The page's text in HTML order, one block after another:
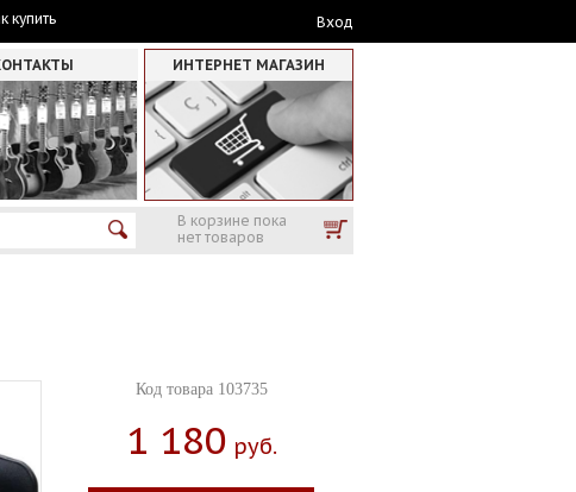
купить Вход
ИНТЕРНЕТ МАГАЗИН
В корзине пока
нет товаров
Код товара 103735
1 180 Руб.